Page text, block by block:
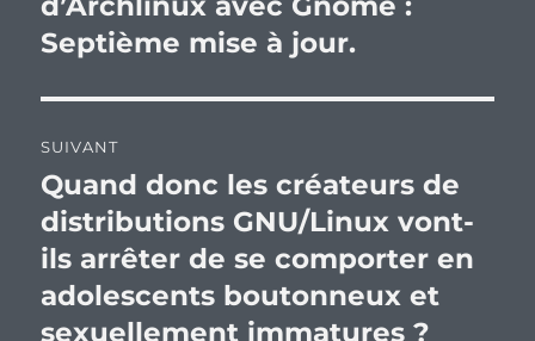
l’article
Septième mise à jour.
SUIVANT
Publication
suivante :
Quand donc les créateurs de
distributions GNU/Linux vont-
ils arrêter de se comporter en
adolescents boutonneux et
sexuellement immatures ?